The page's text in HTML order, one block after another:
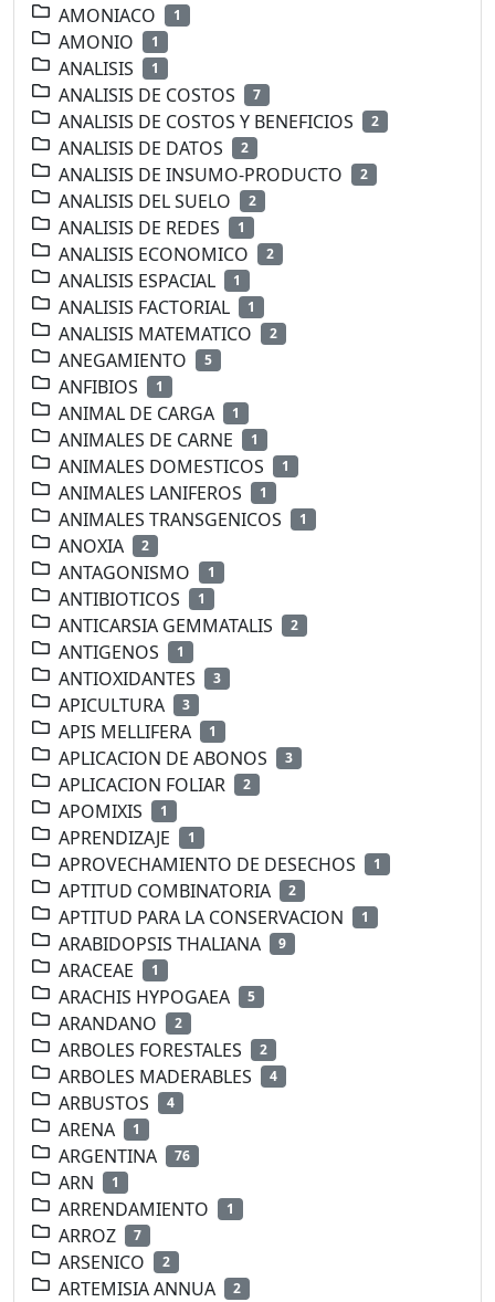
AMONIACO
1
AMONIO 1
ANALISIS 1
ANALISIS DE COSTOS 7
ANALISIS DE COSTOS Y BENEFICIOS 2
ANALISIS DE DATOS 2
ANALISIS DE INSUMO-PRODUCTO 2
ANALISIS DEL SUELO 2
ANALISIS DE REDES 1
ANALISIS ECONOMICO 2
ANALISIS ESPACIAL 1
ANALISIS FACTORIAL 1
ANALISIS MATEMATICO 2
ANEGAMIENTO 5
ANFIBIOS 1
ANIMAL DE CARGA 1
ANIMALES DE CARNE 1
ANIMALES DOMESTICOS 1
ANIMALES LANIFEROS 1
ANIMALES TRANSGENICOS 1
ANOXIA 2
ANTAGONISMO 1
ANTIBIOTICOS 1
ANTICARSIA GEMMATALIS 2
ANTIGENOS 1
ANTIOXIDANTES 3
APICULTURA 3
APIS MELLIFERA 1
APLICACION DE ABONOS 3
APLICACION FOLIAR 2
APOMIXIS 1
APRENDIZAJE 1
APROVECHAMIENTO DE DESECHOS 1
APTITUD COMBINATORIA 2
APTITUD PARA LA CONSERVACION 1
ARABIDOPSIS THALIANA 9
ARACEAE 1
ARACHIS HYPOGAEA 5
ARANDANO 2
ARBOLES FORESTALES 2
ARBOLES MADERABLES 4
ARBUSTOS 4
ARENA 1
ARGENTINA 76
ARN 1
ARRENDAMIENTO 1
ARROZ 7
ARSENICO 2
ARTEMISIA ANNUA 2